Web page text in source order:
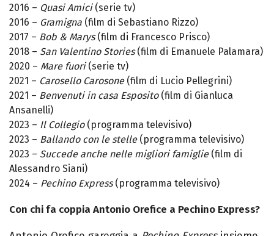
2016 – Quasi Amici(serie tv)
2016 – Gramigna (film di Sebastiano Rizzo)
2017 – Bob & Marys(film di Francesco Prisco)
2018 – San Valentino Stories(film di Emanuele Palamara)
2020 – Mare fuori(serie tv)
2021 – Carosello Carosone(film di Lucio Pellegrini)
2021 – Benvenuti in casa Esposito (film di Gianluca
Ansanelli)
2023 – Il Collegio(programma televisivo)
2023 – Ballando con le stelle(programma televisivo)
2023 – Succede anche nelle migliori famiglie (film di
Alessandro Siani)
2024 – Pechino Express(programma televisivo)
Con chi fa coppia Antonio Orefice a Pechino Express?